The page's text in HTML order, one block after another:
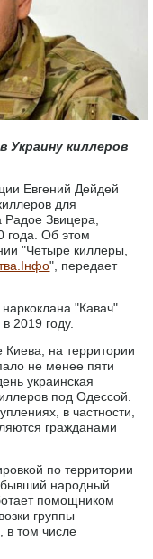
Украину киллеров
Евгений Дейдей
для
Радое Звицера,
года. Об этом
"Четыре киллеры,
", передает
"Кавач"
2019 году.
Киева, на территории
не менее пяти
украинская
под Одессой.
в частности,
гражданами
по территории
народный
помощником
группы
в том числе